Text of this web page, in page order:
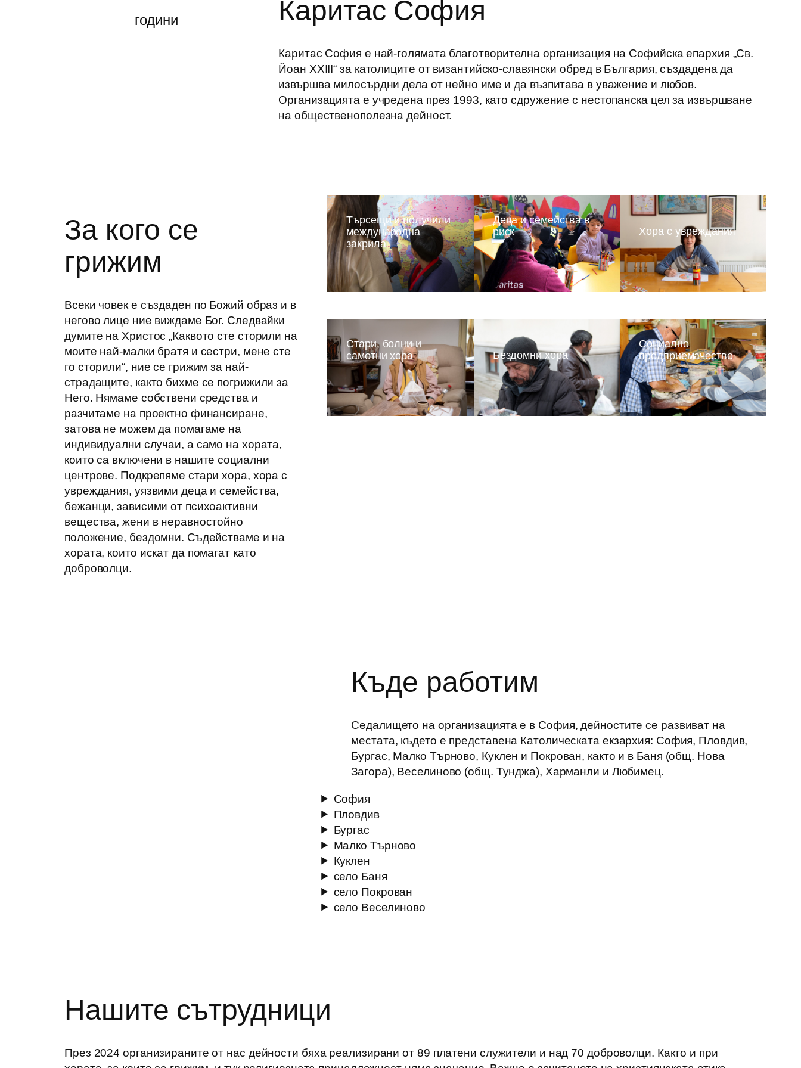
години
Каритас София
Каритас София е най-голямата благотворителна организация на Софийска епархия „Св.
Йоан XXIII“ за католиците от византийско-славянски обред в България, създадена да
извършва милосърдни дела от нейно име и да възпитава в уважение и любов.
Организацията е учредена през 1993, като сдружение с нестопанска цел за извършване
на общественополезна дейност.
За кого се
грижим
Всеки човек е създаден по Божий образ и в
негово лице ние виждаме Бог. Следвайки
думите на Христос „Каквото сте сторили на
моите най-малки братя и сестри, мене сте
го сторили“, ние се грижим за най-
страдащите, както бихме се погрижили за
Него. Нямаме собствени средства и
разчитаме на проектно финансиране,
затова не можем да помагаме на
индивидуални случаи, а само на хората,
които са включени в нашите социални
центрове. Подкрепяме стари хора, хора с
увреждания, уязвими деца и семейства,
бежанци, зависими от психоактивни
вещества, жени в неравностойно
положение, бездомни. Съдействаме и на
хората, които искат да помагат като
доброволци.
Търсещи и получили
международна
закрила
Деца и семейства в
риск
Хора с увреждания
Стари, болни и
самотни хора
Бездомни хора
Социално
предприемачество
Къде работим
Седалището на организацията е в София, дейностите се развиват на
местата, където е представена Католическата екзархия: София, Пловдив,
Бургас, Малко Търново, Куклен и Покрован, както и в Баня (общ. Нова
Загора), Веселиново (общ. Тунджа), Харманли и Любимец.
София
Пловдив
Бургас
Малко Търново
Куклен
село Баня
село Покрован
село Веселиново
Нашите сътрудници
През 2024 организираните от нас дейности бяха реализирани от 89 платени служители и над 70 доброволци. Както и при